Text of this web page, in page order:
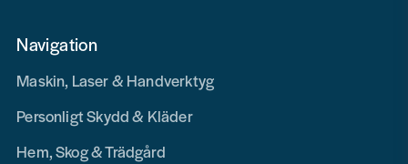
Navigation
Maskin, Laser & Handverktyg
Personligt Skydd & Kläder
Hem, Skog & Trädgård